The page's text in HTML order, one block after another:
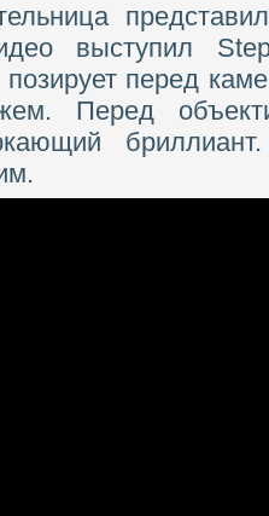
выступил
перед
Перед